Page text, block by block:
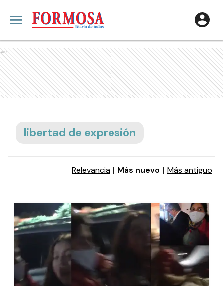
Ads
libertad de expresión
Relevancia | Más nuevo | Más antiguo